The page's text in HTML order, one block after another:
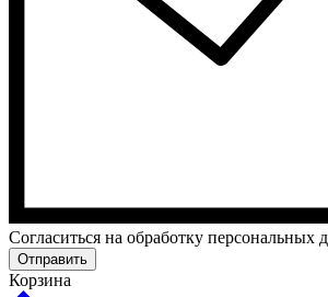
Cогласиться на обработку персональных
Отправить
Корзина